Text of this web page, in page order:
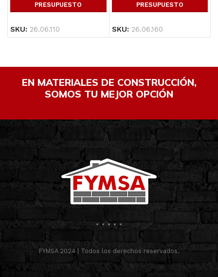
PRESUPUESTO
SKU: 26.06.110
PRESUPUESTO
SKU: 26.06.160
EN MATERIALES DE CONSTRUCCIÓN,
SOMOS TU MEJOR OPCIÓN
FYMSA 2024 | Todos los derechos reservados.